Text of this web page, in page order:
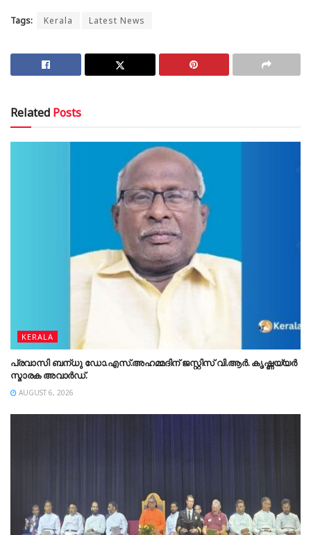
Tags: Kerala Latest News
Related Posts
KERALA
പ്രവാസി ബന്‌ധു ഡോ.എസ്.അഹമ്മദിന് ജസ്റ്റിസ് വി.ആർ. കൃഷ്ണയ്യർ
സ്മാരക അവാർഡ്.
AUGUST 6, 2026